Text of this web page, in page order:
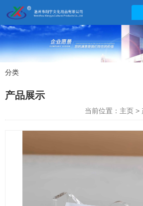
联系电话
分类
产品展示
当前位置：主页 >